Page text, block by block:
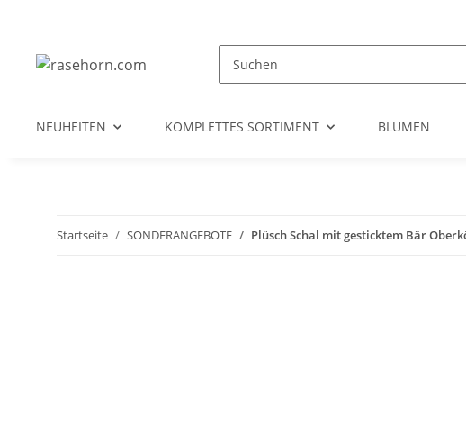
NEUHEITEN KOMPLETTES SORTIMENT BLUMEN
Startseite SONDERANGEBOTE Plüsch Schal mit gesticktem Bär